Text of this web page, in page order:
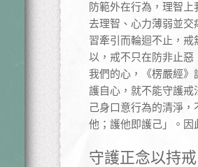
防範外在行為，理智
去理智、心力薄弱並
習牽引而輪迴不止，
以，戒不只在防非止
我們的心，《楞嚴經
護自心，就不能守護
己身口意行為的清淨
他；護他即護己」。
守護正念以持戒